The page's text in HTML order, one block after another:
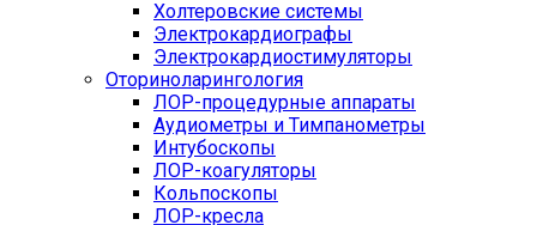
Холтеровские системы
Электрокардиографы
Электрокардиостимуляторы
Оториноларингология
ЛОР-процедурные аппараты
Аудиометры и Тимпанометры
Интубоскопы
ЛОР-коагуляторы
Кольпоскопы
ЛОР-кресла